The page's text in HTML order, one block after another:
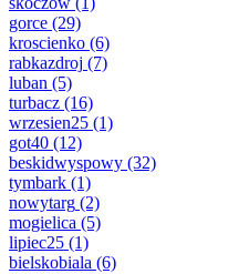
gorce (29)
kroscienko (6)
rabkazdroj (7)
luban (5)
turbacz (16)
wrzesien25 (1)
got40 (12)
beskidwyspowy (32)
tymbark (1)
nowytarg (2)
mogielica (5)
lipiec25 (1)
bielskobiala (6)